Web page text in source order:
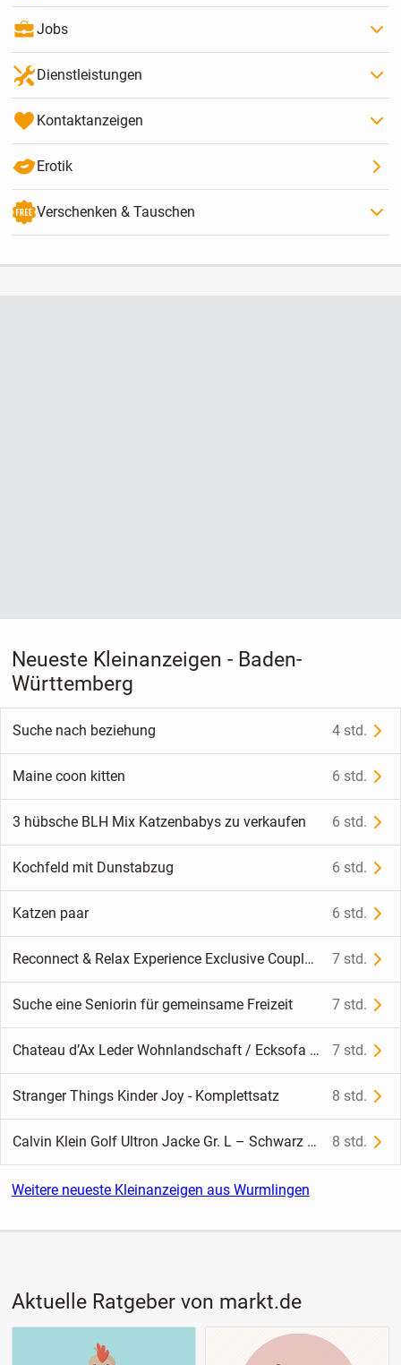
Jobs
Dienstleistungen
Kontaktanzeigen
Erotik
Verschenken & Tauschen
Neueste Kleinanzeigen - Baden-
Württemberg
Suche nach beziehung 4 std.
Maine coon kitten 6 std.
3 hübsche BLH Mix Katzenbabys zu verkaufen 6 std.
Kochfeld mit Dunstabzug 6 std.
Katzen paar 6 std.
Reconnect & Relax Experience Exclusive Couple Wellbeing Session 7 std.
Suche eine Seniorin für gemeinsame Freizeit 7 std.
Chateau d’Ax Leder Wohnlandschaft / Ecksofa – sehr gepflegt 7 std.
Stranger Things Kinder Joy - Komplettsatz 8 std.
Calvin Klein Golf Ultron Jacke Gr. L – Schwarz – Waterproof 5.000 mm 8 std.
Weitere neueste Kleinanzeigen aus Wurmlingen
Aktuelle Ratgeber von markt.de